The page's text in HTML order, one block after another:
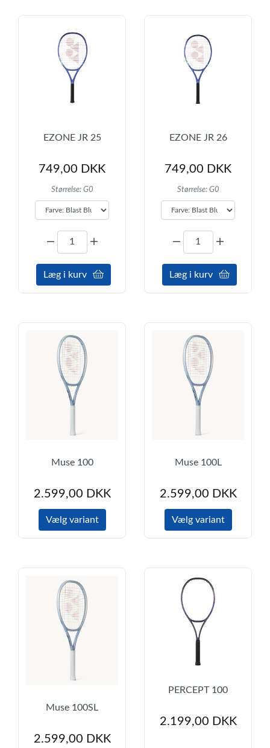
EZONE JR 25
749,00 DKK
Størrelse: G0
Læg i kurv
EZONE JR 26
749,00 DKK
Størrelse: G0
Læg i kurv
Muse 100
2.599,00 DKK
Vælg variant
Muse 100L
2.599,00 DKK
Vælg variant
Muse 100SL
2.599,00 DKK
PERCEPT 100
2.199,00 DKK